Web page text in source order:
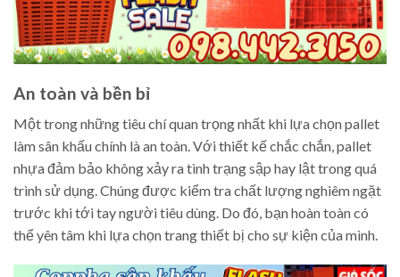
An toàn và bền bỉ
Một trong những tiêu chí quan trọng nhất khi lựa chọn pallet
làm sân khấu chính là an toàn. Với thiết kế chắc chắn, pallet
nhựa đảm bảo không xảy ra tình trạng sập hay lật trong quá
trình sử dụng. Chúng được kiểm tra chất lượng nghiêm ngặt
trước khi tới tay người tiêu dùng. Do đó, bạn hoàn toàn có
thể yên tâm khi lựa chọn trang thiết bị cho sự kiện của mình.